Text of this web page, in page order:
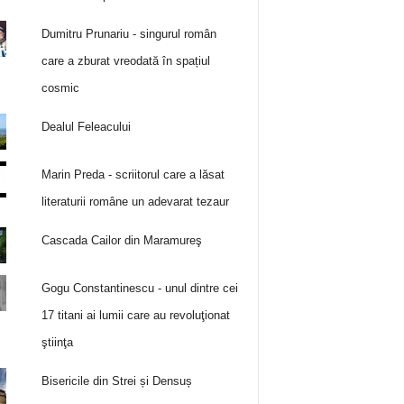
Dumitru Prunariu - singurul român
care a zburat vreodată în spațiul
cosmic
Dealul Feleacului
Marin Preda - scriitorul care a lăsat
literaturii române un adevarat tezaur
Cascada Cailor din Maramureş
Gogu Constantinescu - unul dintre cei
17 titani ai lumii care au revoluţionat
ştiinţa
Bisericile din Strei și Densuș